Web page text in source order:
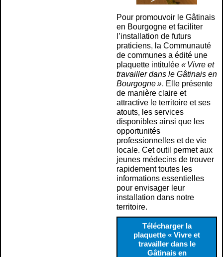
Pour promouvoir le Gâtinais
en Bourgogne et faciliter
l’installation de futurs
praticiens, la Communauté
de communes a édité une
plaquette intitulée « Vivre et
travailler dans le Gâtinais en
Bourgogne ». Elle présente
de manière claire et
attractive le territoire et ses
atouts, les services
disponibles ainsi que les
opportunités
professionnelles et de vie
locale. Cet outil permet aux
jeunes médecins de trouver
rapidement toutes les
informations essentielles
pour envisager leur
installation dans notre
territoire.
Télécharger la
plaquette « Vivre et
travailler dans le
Gâtinais en